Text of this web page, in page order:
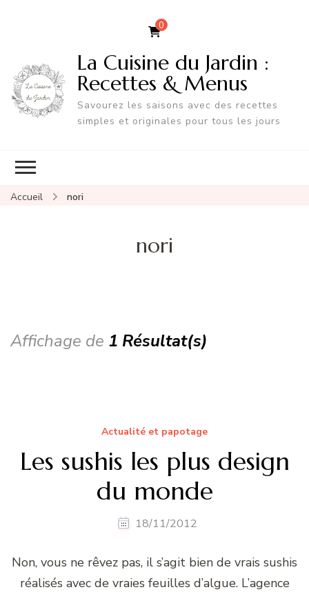
0
La Cuisine du Jardin :
Recettes & Menus
Savourez les saisons avec des recettes
simples et originales pour tous les jours
Accueil nori
nori
Affichage de 1 Résultat(s)
Actualité et papotage
Les sushis les plus design
du monde
18/11/2012
Non, vous ne rêvez pas, il s’agit bien de vrais sushis
réalisés avec de vraies feuilles d’algue. L’agence